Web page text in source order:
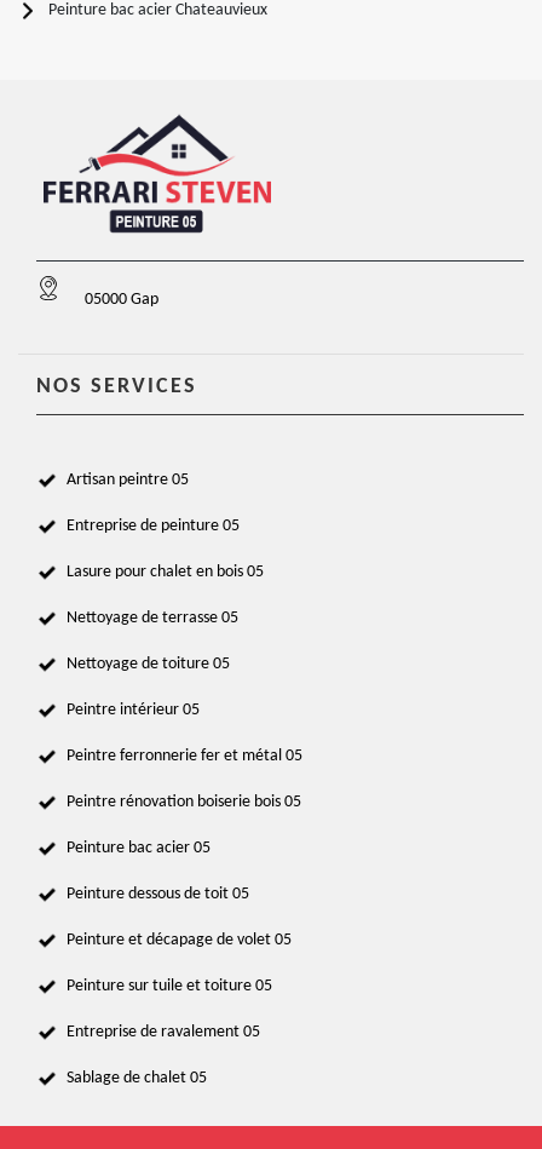
Peinture bac acier Chateauvieux
05000 Gap
NOS SERVICES
Artisan peintre 05
Entreprise de peinture 05
Lasure pour chalet en bois 05
Nettoyage de terrasse 05
Nettoyage de toiture 05
Peintre intérieur 05
Peintre ferronnerie fer et métal 05
Peintre rénovation boiserie bois 05
Peinture bac acier 05
Peinture dessous de toit 05
Peinture et décapage de volet 05
Peinture sur tuile et toiture 05
Entreprise de ravalement 05
Sablage de chalet 05